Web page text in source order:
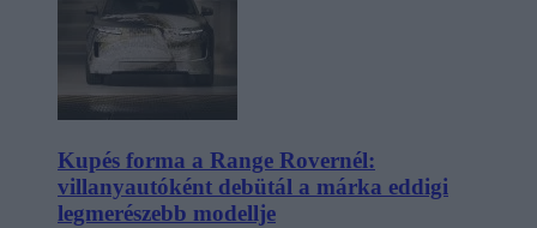
Kupés forma a Range Rovernél:
villanyautóként debütál a márka eddigi
legmerészebb modellje